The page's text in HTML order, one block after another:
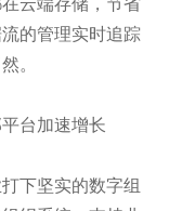
云端存储，节省
的管理实时追踪
。
下坚实的数字组